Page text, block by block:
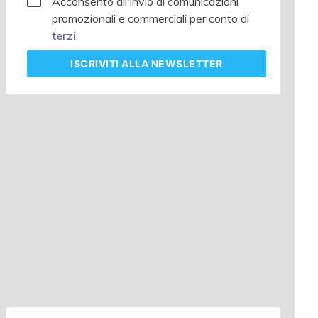
promozionali e commerciali per conto di
terzi.
ISCRIVITIALLA NEWSLETTER